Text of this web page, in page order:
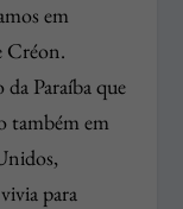
em
Créon.
Paraíba que
também em
para